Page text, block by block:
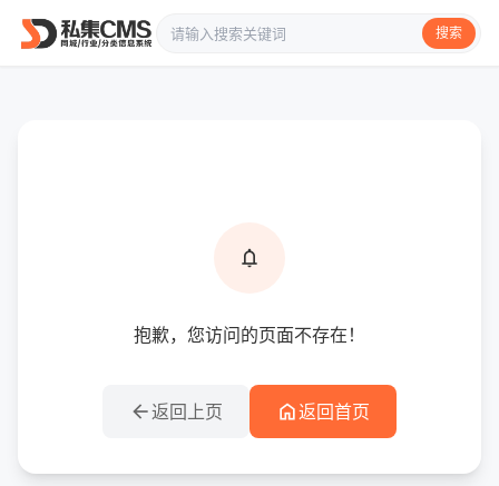
搜索
notifications
抱歉，您访问的页面不存在！
arrow_back返回上页 home返回首页